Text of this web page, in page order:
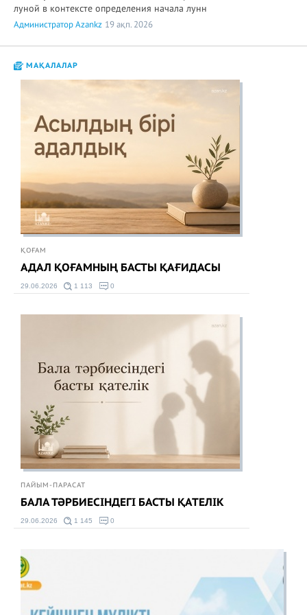
луной в контексте определения начала лунн
Администратор Azankz 19 ақп. 2026
МАҚАЛАЛАР
ҚОҒАМ
АДАЛ ҚОҒАМНЫҢ БАСТЫ ҚАҒИДАСЫ
29.06.2026 1 113 0
ПАЙЫМ-ПАРАСАТ
БАЛА ТӘРБИЕСІНДЕГІ БАСТЫ ҚАТЕЛІК
29.06.2026 1 145 0